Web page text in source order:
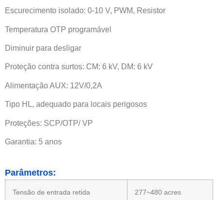
Escurecimento isolado: 0-10 V, PWM, Resistor
Temperatura OTP programável
Diminuir para desligar
Proteção contra surtos: CM: 6 kV, DM: 6 kV
Alimentação AUX: 12V/0,2A
Tipo HL, adequado para locais perigosos
Proteções: SCP/OTP/ VP
Garantia: 5 anos
Parâmetros:
Tensão de entrada retida 277~480 acres